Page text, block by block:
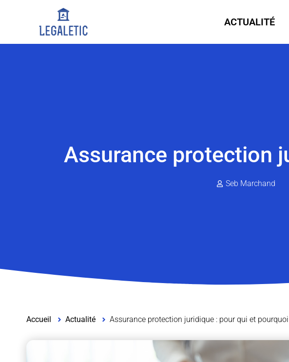
ACTUALITÉ
Assurance protection
Seb Marchand
Accueil Actualité Assurance protection juridique : pour qui et pourquoi